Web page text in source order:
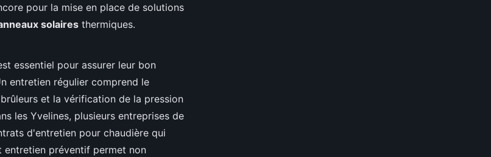
pour la mise en place de solutions
solaires thermiques.
essentiel pour assurer leur bon
entretien régulier comprend le
et la vérification de la pression
les Yvelines, plusieurs entreprises de
d'entretien pour chaudière qui
entretien préventif permet non